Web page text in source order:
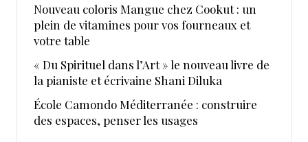
Nouveau coloris Mangue chez Cookut : un
plein de vitamines pour vos fourneaux et
votre table
« Du Spirituel dans l’Art » le nouveau livre de
la pianiste et écrivaine Shani Diluka
École Camondo Méditerranée : construire
des espaces, penser les usages